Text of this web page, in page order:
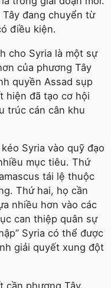
đang chuyển từ
điều kiện.
cho Syria là một sự
của phương Tây
quyền Assad sụp
hiện đã tạo cơ hội
trúc cán cân khu
Syria vào quỹ đạo
mục tiêu. Thứ
tái lệ thuộc
Thứ hai, họ cần
nhiều hơn vào các
can thiệp quân sự
Syria có thể được
giải quyết xung đột
cần phương Tây.